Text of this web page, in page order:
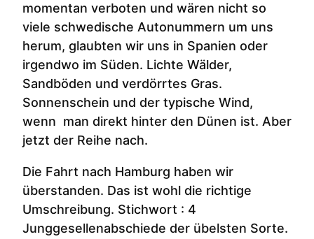
momentan verboten und wären nicht so
viele schwedische Autonummern um uns
herum, glaubten wir uns in Spanien oder
irgendwo im Süden. Lichte Wälder,
Sandböden und verdörrtes Gras.
Sonnenschein und der typische Wind,
wenn man direkt hinter den Dünen ist. Aber
jetzt der Reihe nach.
Die Fahrt nach Hamburg haben wir
überstanden. Das ist wohl die richtige
Umschreibung. Stichwort : 4
Junggesellenabschiede der übelsten Sorte.